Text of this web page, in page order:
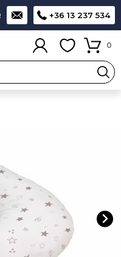
A legjobb design-
+36 13 237 534
0